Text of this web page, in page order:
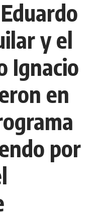
y el
Ignacio
en
por